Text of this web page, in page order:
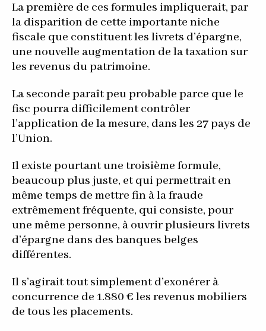
La première de ces formules impliquerait, par
la disparition de cette importante niche
fiscale que constituent les livrets d’épargne,
une nouvelle augmentation de la taxation sur
les revenus du patrimoine.
La seconde paraît peu probable parce que le
fisc pourra difficilement contrôler
l’application de la mesure, dans les 27 pays de
l’Union.
Il existe pourtant une troisième formule,
beaucoup plus juste, et qui permettrait en
même temps de mettre fin à la fraude
extrêmement fréquente, qui consiste, pour
une même personne, à ouvrir plusieurs livrets
d’épargne dans des banques belges
différentes.
Il s’agirait tout simplement d’exonérer à
concurrence de 1.880 € les revenus mobiliers
de tous les placements.